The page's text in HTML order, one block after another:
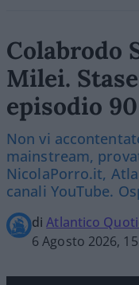
Colabrodo
Milei.
episodio 90
Non vi
mainstream,
NicolaPorro.it,
canali YouTube.
diAtlantico
6 Agosto 2026,